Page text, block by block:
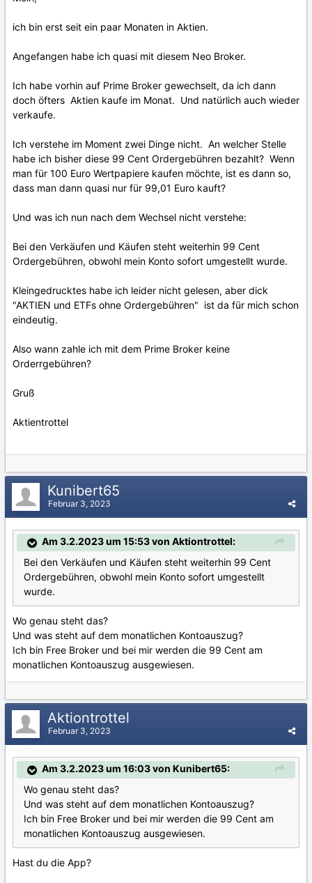
ich bin erst seit ein paar Monaten in Aktien.
Angefangen habe ich quasi mit diesem Neo Broker.
Ich habe vorhin auf Prime Broker gewechselt, da ich dann
doch öfters Aktien kaufe im Monat. Und natürlich auch wieder
verkaufe.
Ich verstehe im Moment zwei Dinge nicht. An welcher Stelle
habe ich bisher diese 99 Cent Ordergebühren bezahlt? Wenn
man für 100 Euro Wertpapiere kaufen möchte, ist es dann so,
dass man dann quasi nur für 99,01 Euro kauft?
Und was ich nun nach dem Wechsel nicht verstehe:
Bei den Verkäufen und Käufen steht weiterhin 99 Cent
Ordergebühren, obwohl mein Konto sofort umgestellt wurde.
Kleingedrucktes habe ich leider nicht gelesen, aber dick
"AKTIEN und ETFs ohne Ordergebühren" ist da für mich schon
eindeutig.
Also wann zahle ich mit dem Prime Broker keine
Orderrgebühren?
Gruß
Aktientrottel
Kunibert65
Februar 3, 2023
Am 3.2.2023 um 15:53 von Aktiontrottel:
Bei den Verkäufen und Käufen steht weiterhin 99 Cent
Ordergebühren, obwohl mein Konto sofort umgestellt
wurde.
Wo genau steht das?
Und was steht auf dem monatlichen Kontoauszug?
Ich bin Free Broker und bei mir werden die 99 Cent am
monatlichen Kontoauszug ausgewiesen.
Aktiontrottel
Februar 3, 2023
Am 3.2.2023 um 16:03 von Kunibert65:
Wo genau steht das?
Und was steht auf dem monatlichen Kontoauszug?
Ich bin Free Broker und bei mir werden die 99 Cent am
monatlichen Kontoauszug ausgewiesen.
Hast du die App?